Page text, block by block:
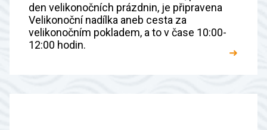
den velikonočních prázdnin, je připravena
Velikonoční nadílka aneb cesta za
velikonočním pokladem, a to v čase 10:00-
12:00 hodin.
➜